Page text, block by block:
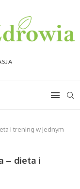
i trening w jednym
– dieta i